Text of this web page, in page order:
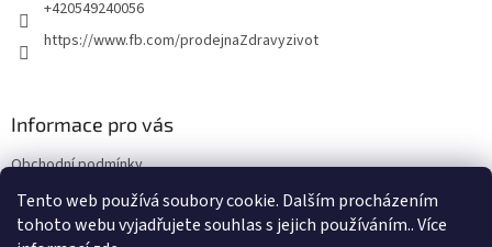
Tento web používá soubory cookie. Dalším procházením
tohoto webu vyjadřujete souhlas s jejich používáním.. Více
+420549240056
https://www.fb.com/prodejnaZdravyzivot
Informace pro vás
Obchodní podmínky
Podmínky ochrany osobních údajů